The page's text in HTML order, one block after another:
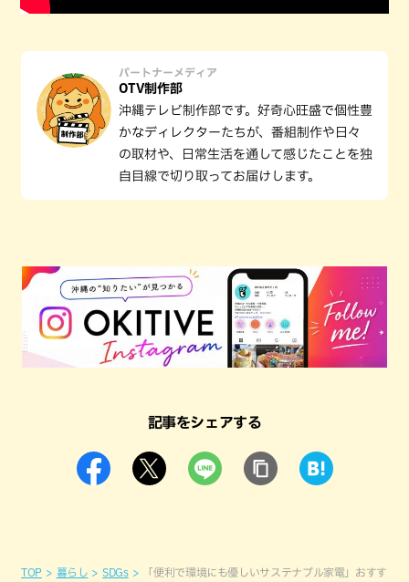
パートナーメディア
OTV制作部
沖縄テレビ制作部です。好奇心旺盛で個性豊
かなディレクターたちが、番組制作や日々
の取材や、日常生活を通して感じたことを独
自目線で切り取ってお届けします。
記事をシェアする
TOP 暮らし SDGs
「便利で環境にも優しいサステナブル家電」おすす